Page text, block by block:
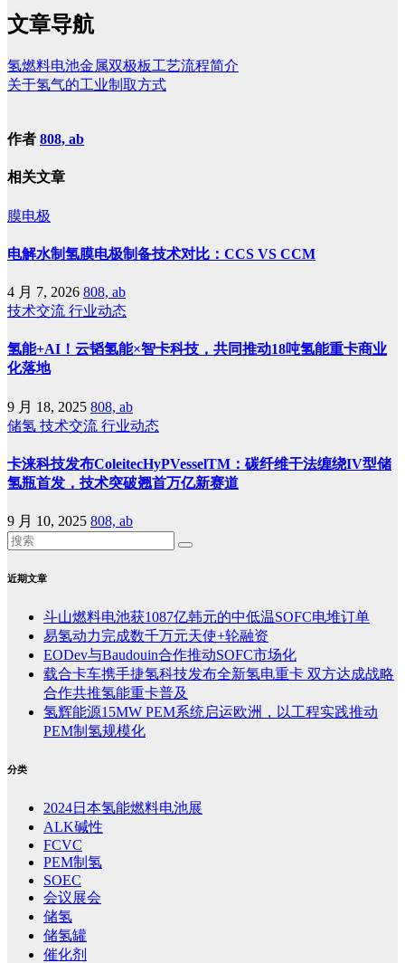
文章导航
氢燃料电池金属双极板工艺流程简介
关于氢气的工业制取方式
作者 808, ab
相关文章
膜电极
电解水制氢膜电极制备技术对比：CCS VS CCM
4 月 7, 2026 808, ab
技术交流 行业动态
氢能+AI！云韬氢能×智卡科技，共同推动18吨氢能重卡商业
化落地
9 月 18, 2025 808, ab
储氢 技术交流 行业动态
卡涞科技发布ColeitecHyPVesselTM：碳纤维干法缠绕IV型储
氢瓶首发，技术突破翘首万亿新赛道
9 月 10, 2025 808, ab
近期文章
斗山燃料电池获1087亿韩元的中低温SOFC电堆订单
易氢动力完成数千万元天使+轮融资
EODev与Baudouin合作推动SOFC市场化
载合卡车携手捷氢科技发布全新氢电重卡 双方达成战略
合作共推氢能重卡普及
氢辉能源15MW PEM系统启运欧洲，以工程实践推动
PEM制氢规模化
分类
2024日本氢能燃料电池展
ALK碱性
FCVC
PEM制氢
SOEC
会议展会
储氢
储氢罐
催化剂